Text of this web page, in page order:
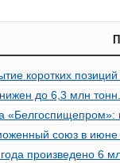
коротких
до 6,3 млн
союз в июне
произведено 6